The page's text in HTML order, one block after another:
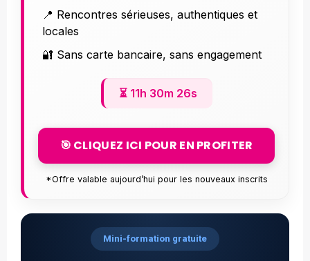
📍 Rencontres sérieuses, authentiques et
locales
🔐 Sans carte bancaire, sans engagement
⏳ 11h 30m 25s
🎯 CLIQUEZ ICI POUR EN PROFITER
*Offre valable aujourd’hui pour les nouveaux inscrits
Mini-formation gratuite